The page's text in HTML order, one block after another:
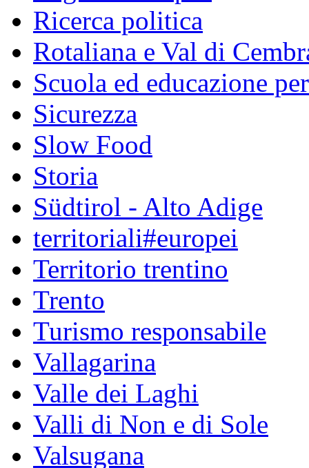
Ricerca politica
Rotaliana e Val di
Scuola ed educazione
Sicurezza
Slow Food
Storia
Südtirol - Alto Adige
territoriali#europei
Territorio trentino
Trento
Turismo responsabile
Vallagarina
Valle dei Laghi
Valli di Non e di Sole
Valsugana